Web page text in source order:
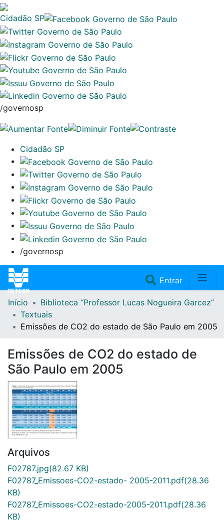
Cidadão SP
/governosp
Cidadão SP
/governosp
Entrar(current)
Home
Repositório
Doações/Aquisições
Fale Conosco
Início
Biblioteca “Professor Lucas Nogueira Garcez”
Textuais
Emissões de CO2 do estado de São Paulo em 2005
Emissões de CO2 do estado de
São Paulo em 2005
Arquivos
F02787.jpg(82.67 KB)
F02787_Emissoes-CO2-estado- 2005-2011.pdf(28.36
KB)
F02787_Emissoes-CO2-estado-2005-2011.pdf(28.36
KB)